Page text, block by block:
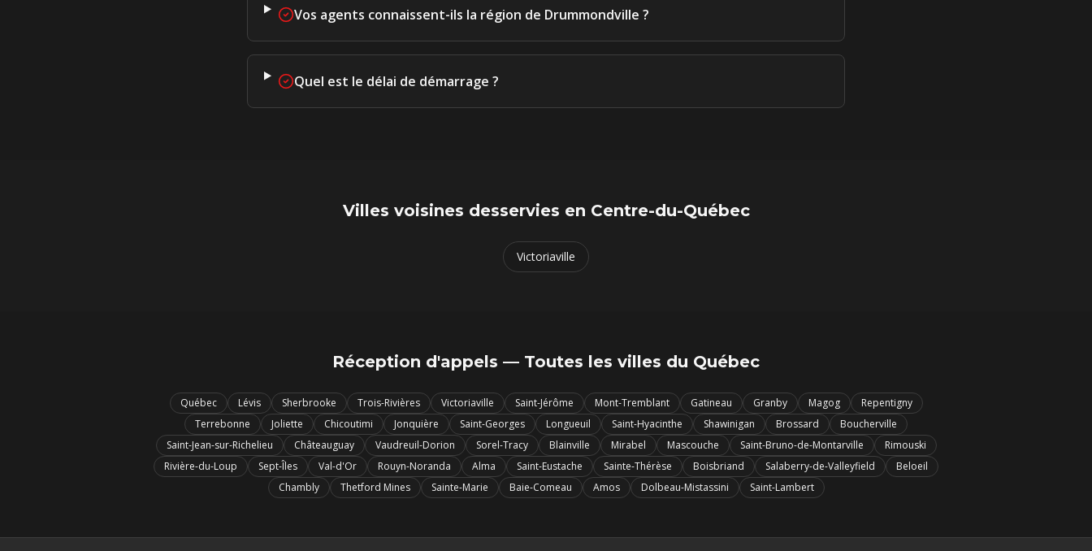
Vos agents connaissent-ils la région de Drummondville ?
Quel est le délai de démarrage ?
Villes voisines desservies en Centre-du-Québec
Victoriaville
Réception d'appels — Toutes les villes du Québec
Québec Lévis Sherbrooke Trois-Rivières Victoriaville Saint-Jérôme Mont-Tremblant Gatineau Granby Magog
Repentigny
Terrebonne
Joliette Chicoutimi Jonquière Saint-Georges Longueuil Saint-Hyacinthe Shawinigan Brossard
Boucherville
Saint-Jean-sur-Richelieu
Châteauguay Vaudreuil-Dorion Sorel-Tracy Blainville Mirabel Mascouche Saint-Bruno-de-Montarville
Rimouski
Rivière-du-Loup
Sept-Îles Val-d'Or Rouyn-Noranda Alma Saint-Eustache Sainte-Thérèse Boisbriand Salaberry-de-Valleyfield
Beloeil
Chambly
Thetford Mines Sainte-Marie Baie-Comeau Amos Dolbeau-Mistassini Saint-Lambert